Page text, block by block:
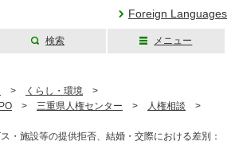
Foreign Languages
検索 メニュー
> くらし・環境 >
> 三重県人権センター > 人権相談 >
・施設等の提供拒否、結婚・交際における差別：